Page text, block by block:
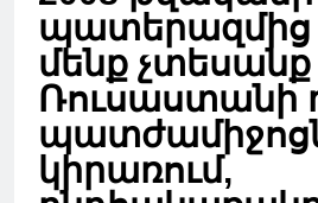
պատերազմից
մենք չտեսանք
Ռուսաստանի
կիրառում,